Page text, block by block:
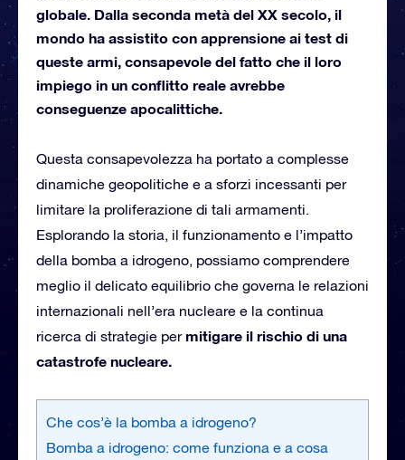
globale. Dalla seconda metà del XX secolo, il
mondo ha assistito con apprensione ai test di
queste armi, consapevole del fatto che il loro
impiego in un conflitto reale avrebbe
conseguenze apocalittiche.
Questa consapevolezza ha portato a complesse
dinamiche geopolitiche e a sforzi incessanti per
limitare la proliferazione di tali armamenti.
Esplorando la storia, il funzionamento e l’impatto
della bomba a idrogeno, possiamo comprendere
meglio il delicato equilibrio che governa le relazioni
internazionali nell’era nucleare e la continua
ricerca di strategie per mitigare il rischio di una
catastrofe nucleare.
Che cos’è la bomba a idrogeno?
Bomba a idrogeno: come funziona e a cosa